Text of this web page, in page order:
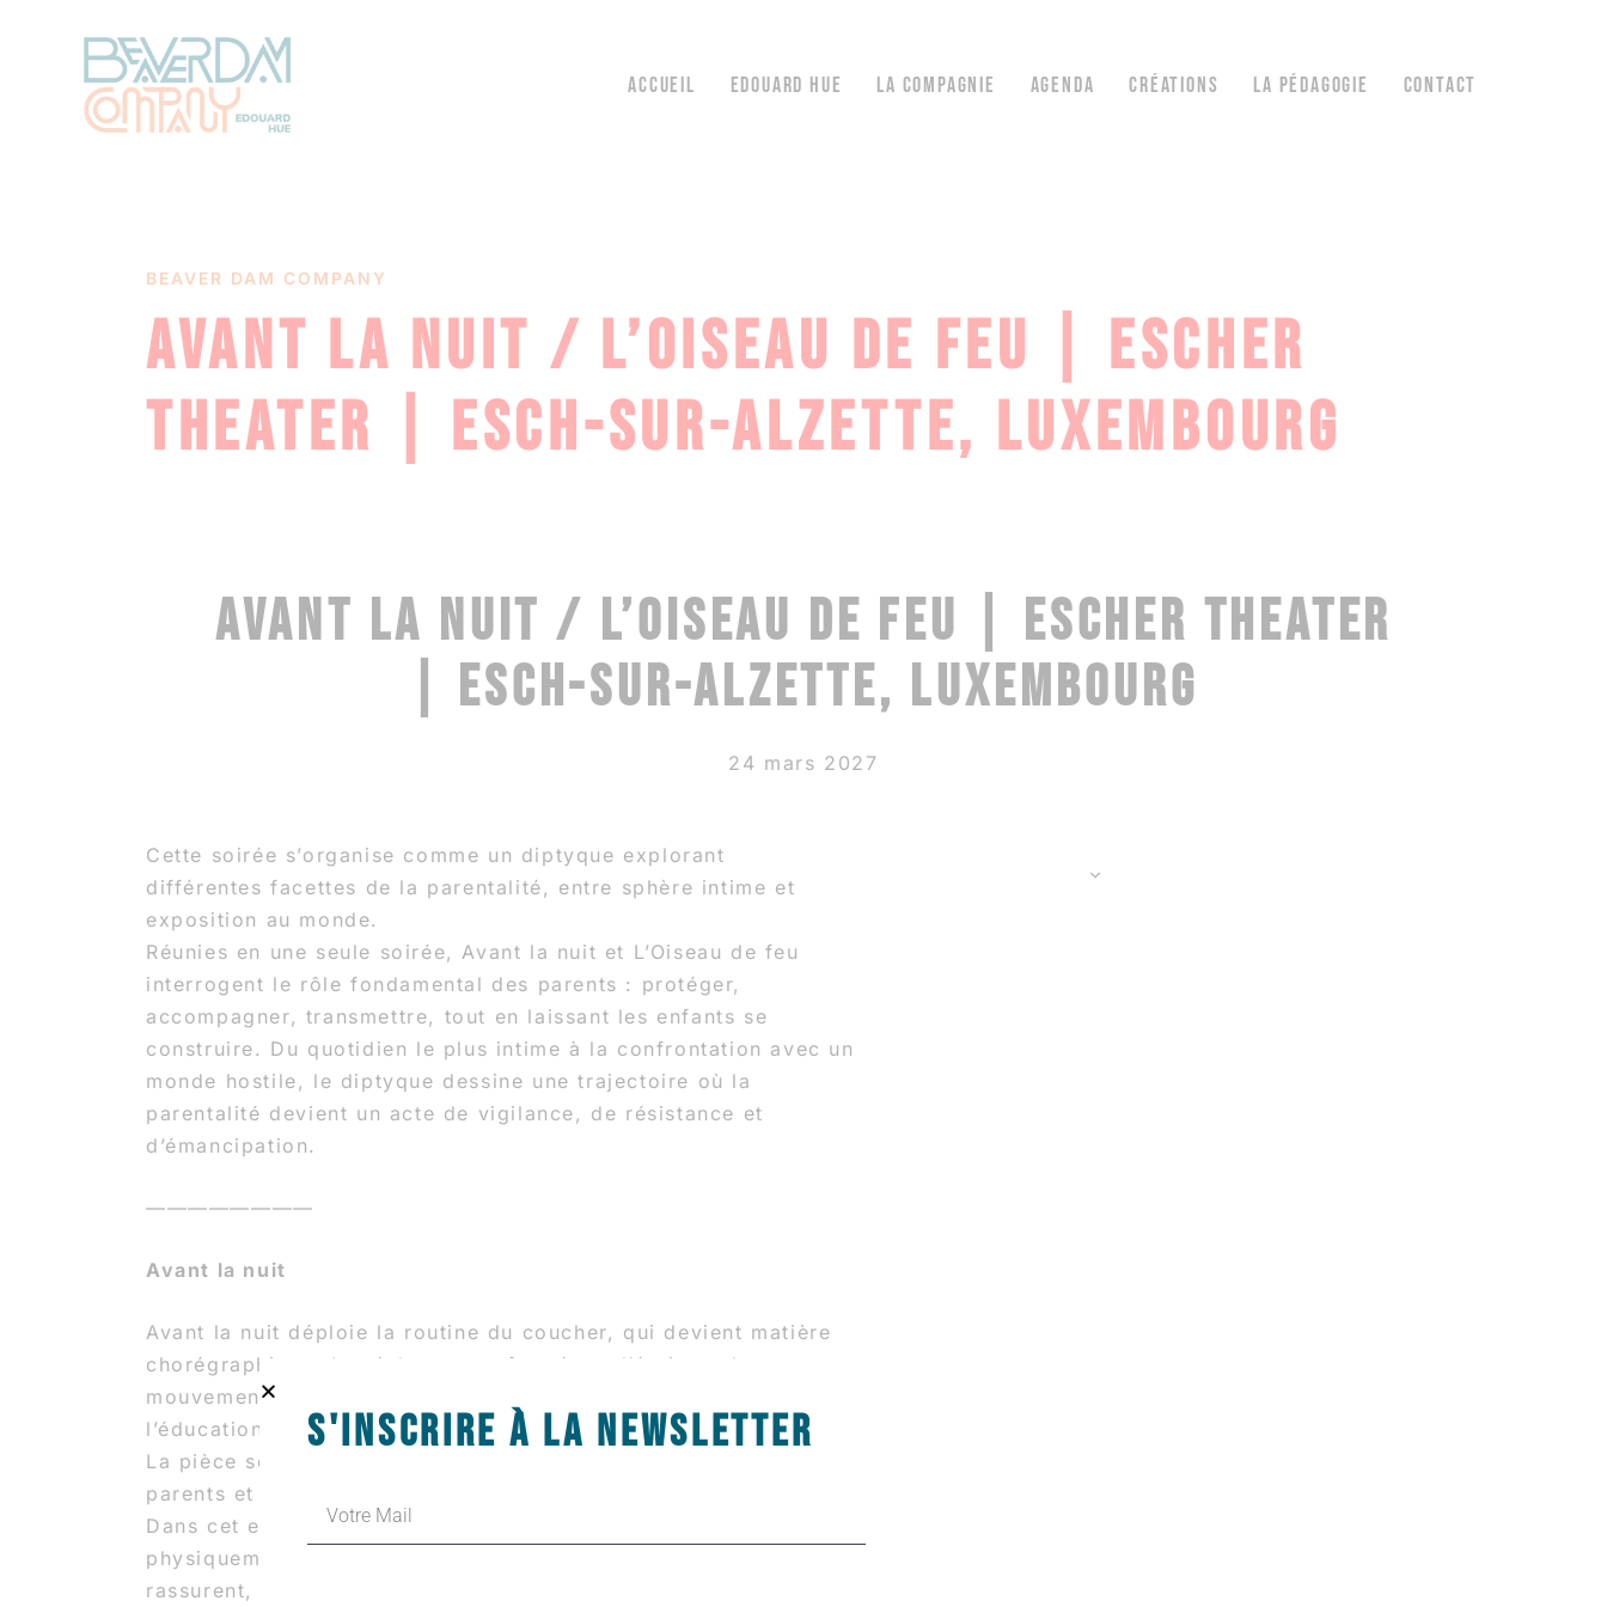
ACCUEIL EDOUARD HUE LA COMPAGNIE AGENDA CRÉATIONS LA PÉDAGOGIE CONTACT
BEAVER DAM COMPANY
AVANT LA NUIT / L’OISEAU DE FEU | ESCHER
THEATER | ESCH-SUR-ALZETTE, LUXEMBOURG
AVANT LA NUIT / L’OISEAU DE FEU | ESCHER THEATER
| ESCH-SUR-ALZETTE, LUXEMBOURG
24 mars 2027
Cette soirée s’organise comme un diptyque explorant
différentes facettes de la parentalité, entre sphère intime et
exposition au monde.
Réunies en une seule soirée, Avant la nuit et L’Oiseau de feu
interrogent le rôle fondamental des parents : protéger,
accompagner, transmettre, tout en laissant les enfants se
construire. Du quotidien le plus intime à la confrontation avec un
monde hostile, le diptyque dessine une trajectoire où la
parentalité devient un acte de vigilance, de résistance et
d’émancipation.
————————
Avant la nuit
Avant la nuit déploie la routine du coucher, qui devient matière
chorégraphique. Le réel est transformé par l’écriture du
mouvement et la scénographie, révélant les enjeux de
l’éducation et de la vie familiale.
La pièce se situe dans la réalité d’un foyer, composé de deux
parents et de leurs dix enfants, interprétés par des adultes.
Dans cet espace domestique, les parents doivent être présents,
physiquement et mentalement. Ils occupent, canalisent, jouent,
rassurent, posent un cadre. Ils sont les garants d’une harmonie
S'INSCRIRE À LA NEWSLETTER